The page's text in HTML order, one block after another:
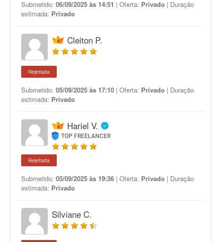
Submetido: 06/09/2025 às 14:51 | Oferta: Privado | Duração
estimada: Privado
Cleiton P.
Rejeitada
Submetido: 05/09/2025 às 17:10 | Oferta: Privado | Duração
estimada: Privado
Hariel V.
TOP FREELANCER
Rejeitada
Submetido: 05/09/2025 às 19:36 | Oferta: Privado | Duração
estimada: Privado
Silviane C.